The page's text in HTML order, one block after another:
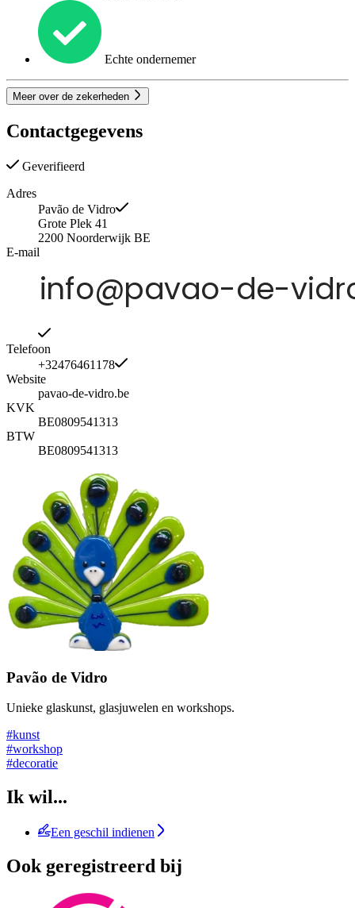
Echte ondernemer
Meer over de zekerheden
Contactgegevens
Geverifieerd
Adres
Pavão de Vidro
Grote Plek 41
2200 Noorderwijk BE
E-mail
Telefoon
+32476461178
Website
pavao-de-vidro.be
KVK
BE0809541313
BTW
BE0809541313
Pavão de Vidro
Unieke glaskunst, glasjuwelen en workshops.
#kunst
#workshop
#decoratie
Ik wil...
Een geschil indienen
Ook geregistreerd bij